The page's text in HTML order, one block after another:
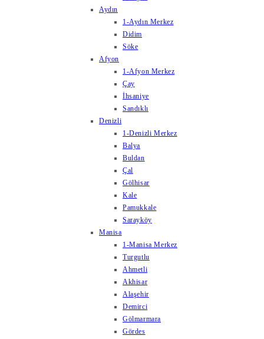
Aydın
1-Aydın Merkez
Didim
Söke
Afyon
1-Afyon Merkez
Çay
İhsaniye
Sandıklı
Denizli
1-Denizli Merkez
Balya
Buldan
Çal
Gölhisar
Kale
Pamukkale
Sarayköy
Manisa
1-Manisa Merkez
Turgutlu
Ahmetli
Akhisar
Alaşehir
Demirci
Gölmarmara
Gördes